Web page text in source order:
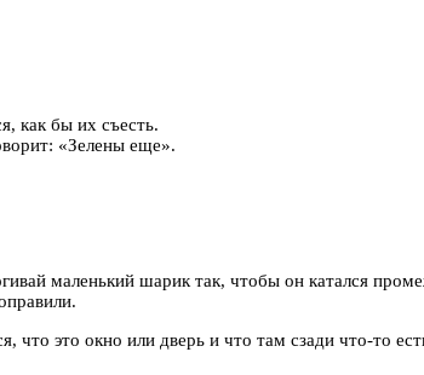
как бы их съесть.
«Зелены еще».
маленький шарик так, чтобы он катался
что это окно или дверь и что там сзади что-то